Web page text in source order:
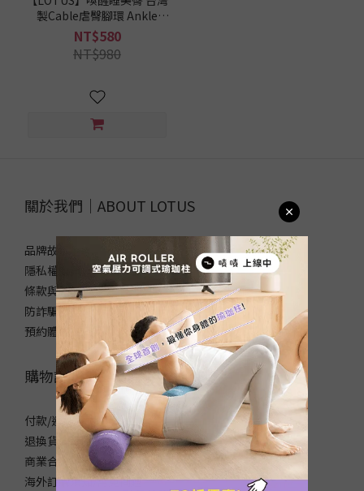
製Cable虐臀腳環 Ankle
Straps
NT$580
NT$980
關於我們｜ABOUT LOTUS
品牌故事
隱私權政策
條款與細則
防詐騙宣導
預約體驗/自取
購物說明｜SHOPPING NOTICE
付款/運送方式
退換貨政策
商業合作/企業採購
海外訂購須知/常見問題